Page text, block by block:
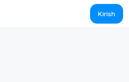
Kirish